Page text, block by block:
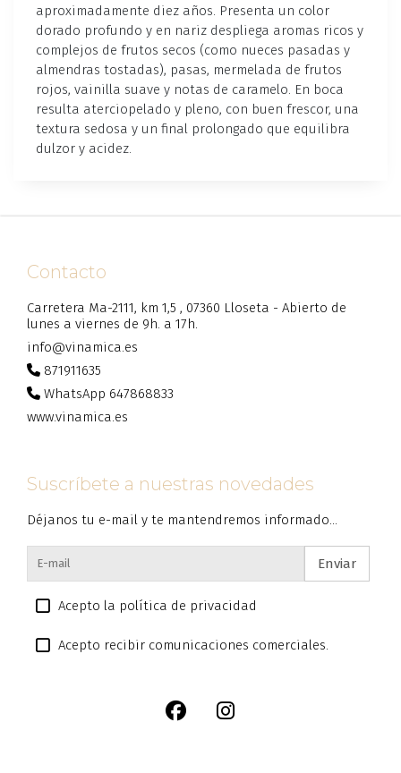
aproximadamente diez años. Presenta un color
dorado profundo y en nariz despliega aromas ricos y
complejos de frutos secos (como nueces pasadas y
almendras tostadas), pasas, mermelada de frutos
rojos, vainilla suave y notas de caramelo. En boca
resulta aterciopelado y pleno, con buen frescor, una
textura sedosa y un final prolongado que equilibra
dulzor y acidez.
Contacto
Carretera Ma-2111, km 1,5 , 07360 Lloseta - Abierto de
lunes a viernes de 9h. a 17h.
info@vinamica.es
871911635
WhatsApp 647868833
www.vinamica.es
Suscríbete a nuestras novedades
Déjanos tu e-mail y te mantendremos informado...
Enviar
Acepto la política de privacidad
Acepto recibir comunicaciones comerciales.